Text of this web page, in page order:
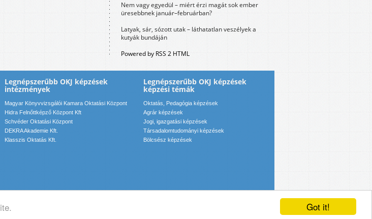
Got it!
Nem vagy egyedül – miért érzi magát sok ember
üresebbnek január–februárban?
Latyak, sár, sózott utak – láthatatlan veszélyek a
kutyák bundáján
Powered by RSS 2 HTML
Legnépszerűbb OKJ képzések
intézmények
Magyar Könyvvizsgálói Kamara Oktatási Központ
Hidra Felnőttképző Központ Kft
Schvéder Oktatási Központ
DEKRA Akademie Kft.
Klasszis Oktatás Kft.
Legnépszerűbb OKJ képzések
képzési témák
Oktatás, Pedagógia képzések
Agrár képzések
Jogi, igazgatási képzések
Társadalomtudományi képzések
Bölcsész képzések